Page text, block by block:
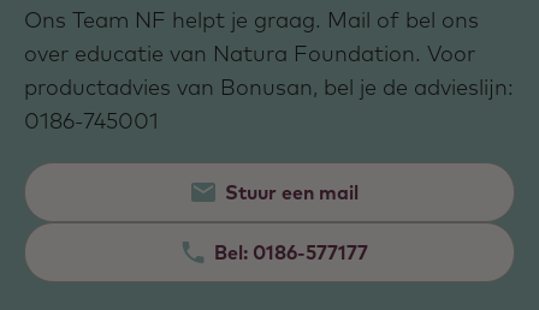
Ons Team NF helpt je graag. Mail of bel ons
over educatie van Natura Foundation. Voor
productadvies van Bonusan, bel je de advieslijn:
0186-745001
Stuur een mail
Bel: 0186-577177